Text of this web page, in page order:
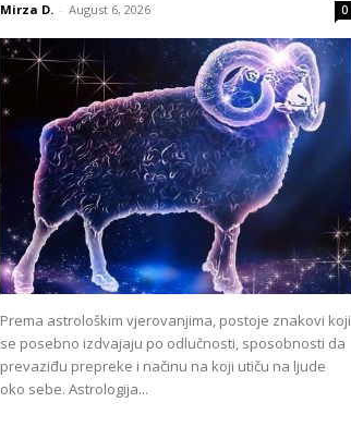
Mirza D. - August 6, 2026 0
Prema astrološkim vjerovanjima, postoje znakovi koji
se posebno izdvajaju po odlučnosti, sposobnosti da
prevaziđu prepreke i načinu na koji utiču na ljude
oko sebe. Astrologija...